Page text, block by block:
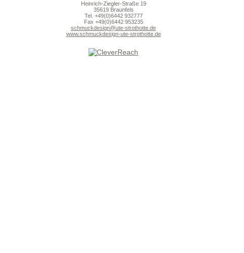
Heinrich-Ziegler-Straße 19
35619 Braunfels
Tel. +49(0)6442 932777
Fax +49(0)6442 953235
schmuckdesign@ute-strothotte.de
www.schmuckdesign-ute-strothotte.de